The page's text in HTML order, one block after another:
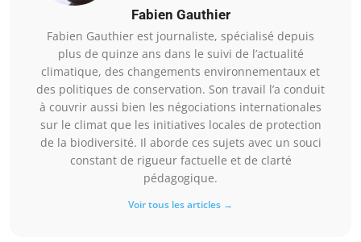
Fabien Gauthier
Fabien Gauthier est journaliste, spécialisé depuis
plus de quinze ans dans le suivi de l’actualité
climatique, des changements environnementaux et
des politiques de conservation. Son travail l’a conduit
à couvrir aussi bien les négociations internationales
sur le climat que les initiatives locales de protection
de la biodiversité. Il aborde ces sujets avec un souci
constant de rigueur factuelle et de clarté
pédagogique.
Voir tous les articles →